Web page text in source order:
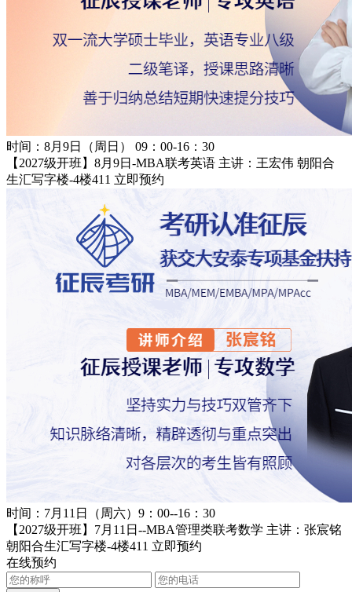
时间：8月9日（周日） 09：00-16：30
【2027级开班】8月9日-MBA联考英语 主讲：王宏伟 朝阳合
生汇写字楼-4楼411 立即预约
时间：7月11日（周六）9：00--16：30
【2027级开班】7月11日--MBA管理类联考数学 主讲：张宸铭
朝阳合生汇写字楼-4楼411 立即预约
在线预约